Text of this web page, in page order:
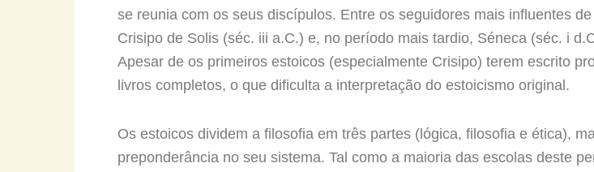
se reunia com os seus discípulos. Entre os seguidores mais influentes
Crisipo de Solis (séc. iii a.C.) e, no período mais tardio, Séneca (séc. i
Apesar de os primeiros estoicos (especialmente Crisipo) terem escrito
livros completos, o que dificulta a interpretação do estoicismo original.
Os estoicos dividem a filosofia em três partes (lógica, filosofia e ética),
preponderância no seu sistema. Tal como a maioria das escolas deste